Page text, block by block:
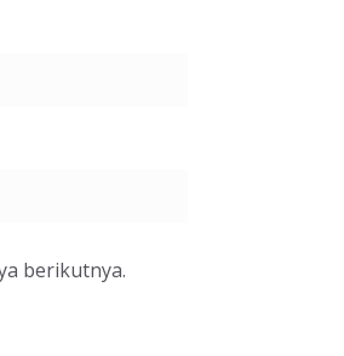
berikutnya.